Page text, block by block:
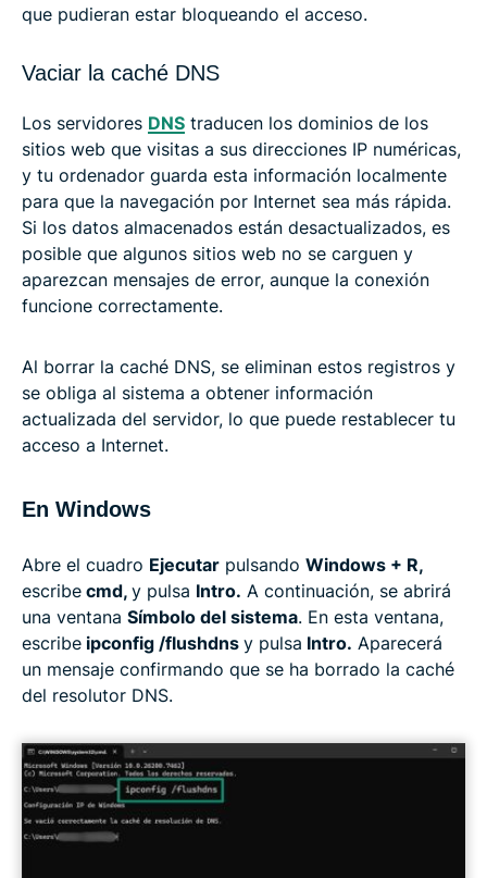
que pudieran estar bloqueando el acceso.
Vaciar la caché DNS
Los servidores DNS traducen los dominios de los
sitios web que visitas a sus direcciones IP numéricas,
y tu ordenador guarda esta información localmente
para que la navegación por Internet sea más rápida.
Si los datos almacenados están desactualizados, es
posible que algunos sitios web no se carguen y
aparezcan mensajes de error, aunque la conexión
funcione correctamente.
Al borrar la caché DNS, se eliminan estos registros y
se obliga al sistema a obtener información
actualizada del servidor, lo que puede restablecer tu
acceso a Internet.
En Windows
Abre el cuadro Ejecutar pulsando Windows + R,
escribe cmd, y pulsa Intro. A continuación, se abrirá
una ventana Símbolo del sistema. En esta ventana,
escribe ipconfig /flushdns y pulsa Intro. Aparecerá
un mensaje confirmando que se ha borrado la caché
del resolutor DNS.